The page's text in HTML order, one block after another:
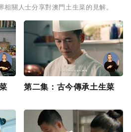
關人士分享對澳門土生菜的見解。
第二集：古今傳承土生菜